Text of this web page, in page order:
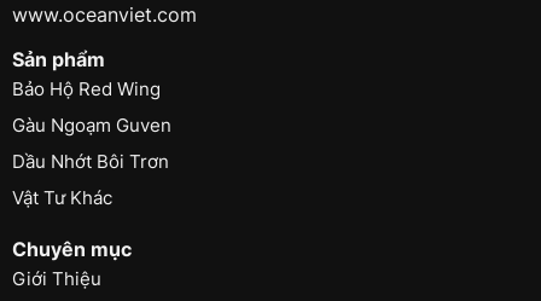
www.oceanviet.com
Sản phẩm
Bảo Hộ Red Wing
Gàu Ngoạm Guven
Dầu Nhớt Bôi Trơn
Vật Tư Khác
Chuyên mục
Giới Thiệu